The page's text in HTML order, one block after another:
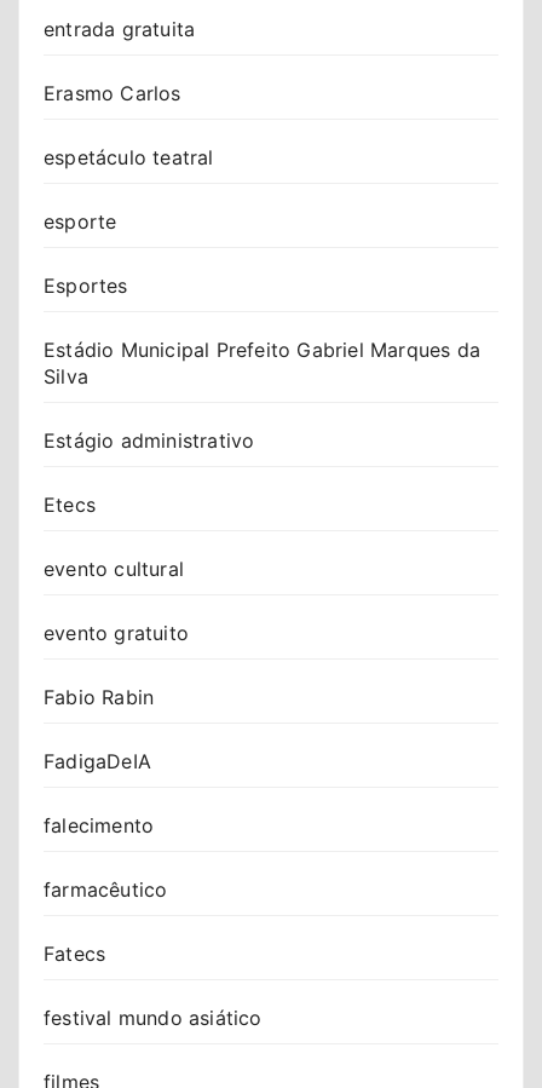
entrada gratuita
Erasmo Carlos
espetáculo teatral
esporte
Esportes
Estádio Municipal Prefeito Gabriel Marques da
Silva
Estágio administrativo
Etecs
evento cultural
evento gratuito
Fabio Rabin
FadigaDeIA
falecimento
farmacêutico
Fatecs
festival mundo asiático
filmes